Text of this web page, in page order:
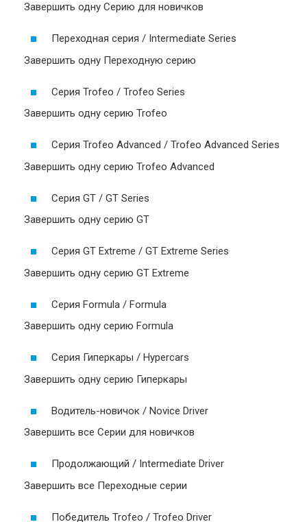
Завершить одну Серию для новичков
Переходная серия / Intermediate Series
Завершить одну Переходную серию
Серия Trofeo / Trofeo Series
Завершить одну серию Trofeo
Серия Trofeo Advanced / Trofeo Advanced Series
Завершить одну серию Trofeo Advanced
Серия GT / GT Series
Завершить одну серию GT
Серия GT Extreme / GT Extreme Series
Завершить одну серию GT Extreme
Серия Formula / Formula
Завершить одну серию Formula
Серия Гиперкары / Hypercars
Завершить одну серию Гиперкары
Водитель-новичок / Novice Driver
Завершить все Серии для новичков
Продолжающий / Intermediate Driver
Завершить все Переходные серии
Победитель Trofeo / Trofeo Driver